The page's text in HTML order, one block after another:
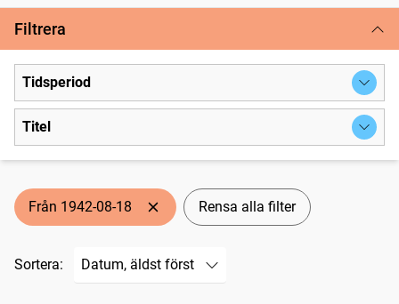
Filtrera
Tidsperiod
Titel
Från 1942-08-18 Rensa alla filter
Sortera: